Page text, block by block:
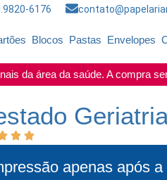
6176
Blocos Pastas Envelopes
da área da saúde. A compra
apenas após